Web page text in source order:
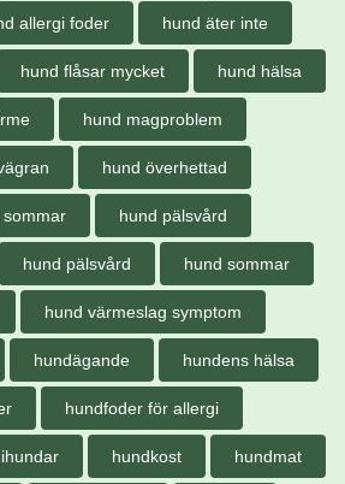
allergi foder hund äter inte
hund flåsar mycket hund hälsa
hund magproblem
hund överhettad
sommar hund pälsvård
hund pälsvård hund sommar
hund värmeslag symptom
hundägande hundens hälsa
hundfoder för allergi
hundkost hundmat